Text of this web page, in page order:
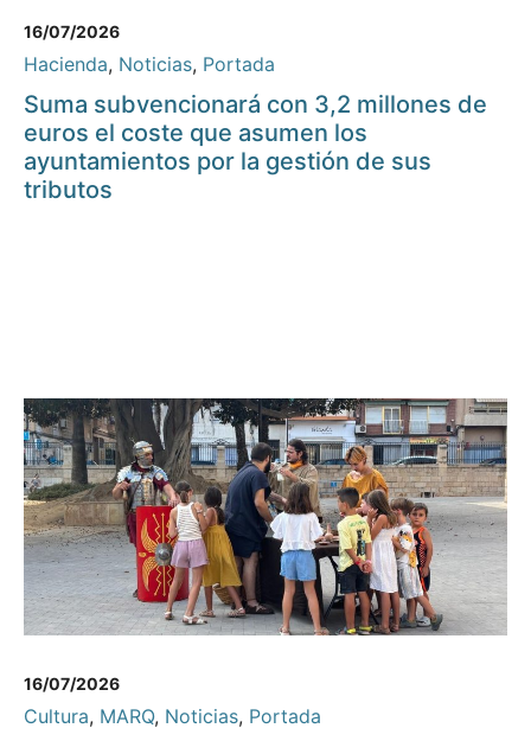
16/07/2026
Hacienda, Noticias, Portada
Suma subvencionará con 3,2 millones de
euros el coste que asumen los
ayuntamientos por la gestión de sus
tributos
16/07/2026
Cultura, MARQ, Noticias, Portada